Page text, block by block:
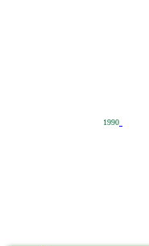
1990